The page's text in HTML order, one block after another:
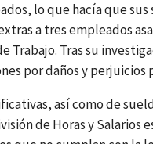
lo que hacía que
a tres empleados
Trabajo. Tras su
por daños y perjuicios
así como de
de Horas y